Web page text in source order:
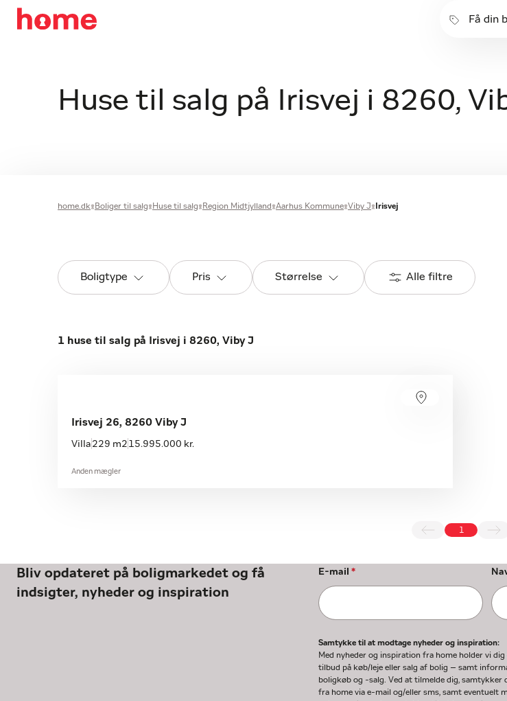
Få din
Huse til salg på Irisvej i 8260,
home.dk Boliger til salg Huse til salg Region Midtjylland Aarhus Kommune Viby J Irisvej
Boligtype Pris Størrelse Alle filtre
1 huse til salg på Irisvej i 8260, Viby J
Irisvej 26, 8260 Viby J
Villa 229 m2 15.995.000 kr.
Anden mægler
1
Bliv opdateret på boligmarkedet og få
indsigter, nyheder og inspiration
E-mail *
Samtykke til at modtage nyheder og inspiration:
Med nyheder og inspiration fra home holder vi
tilbud på køb/leje eller salg af bolig – samt
boligkøb og -salg. Ved at tilmelde dig,
fra home via e-mail og/eller sms, samt eventuelt